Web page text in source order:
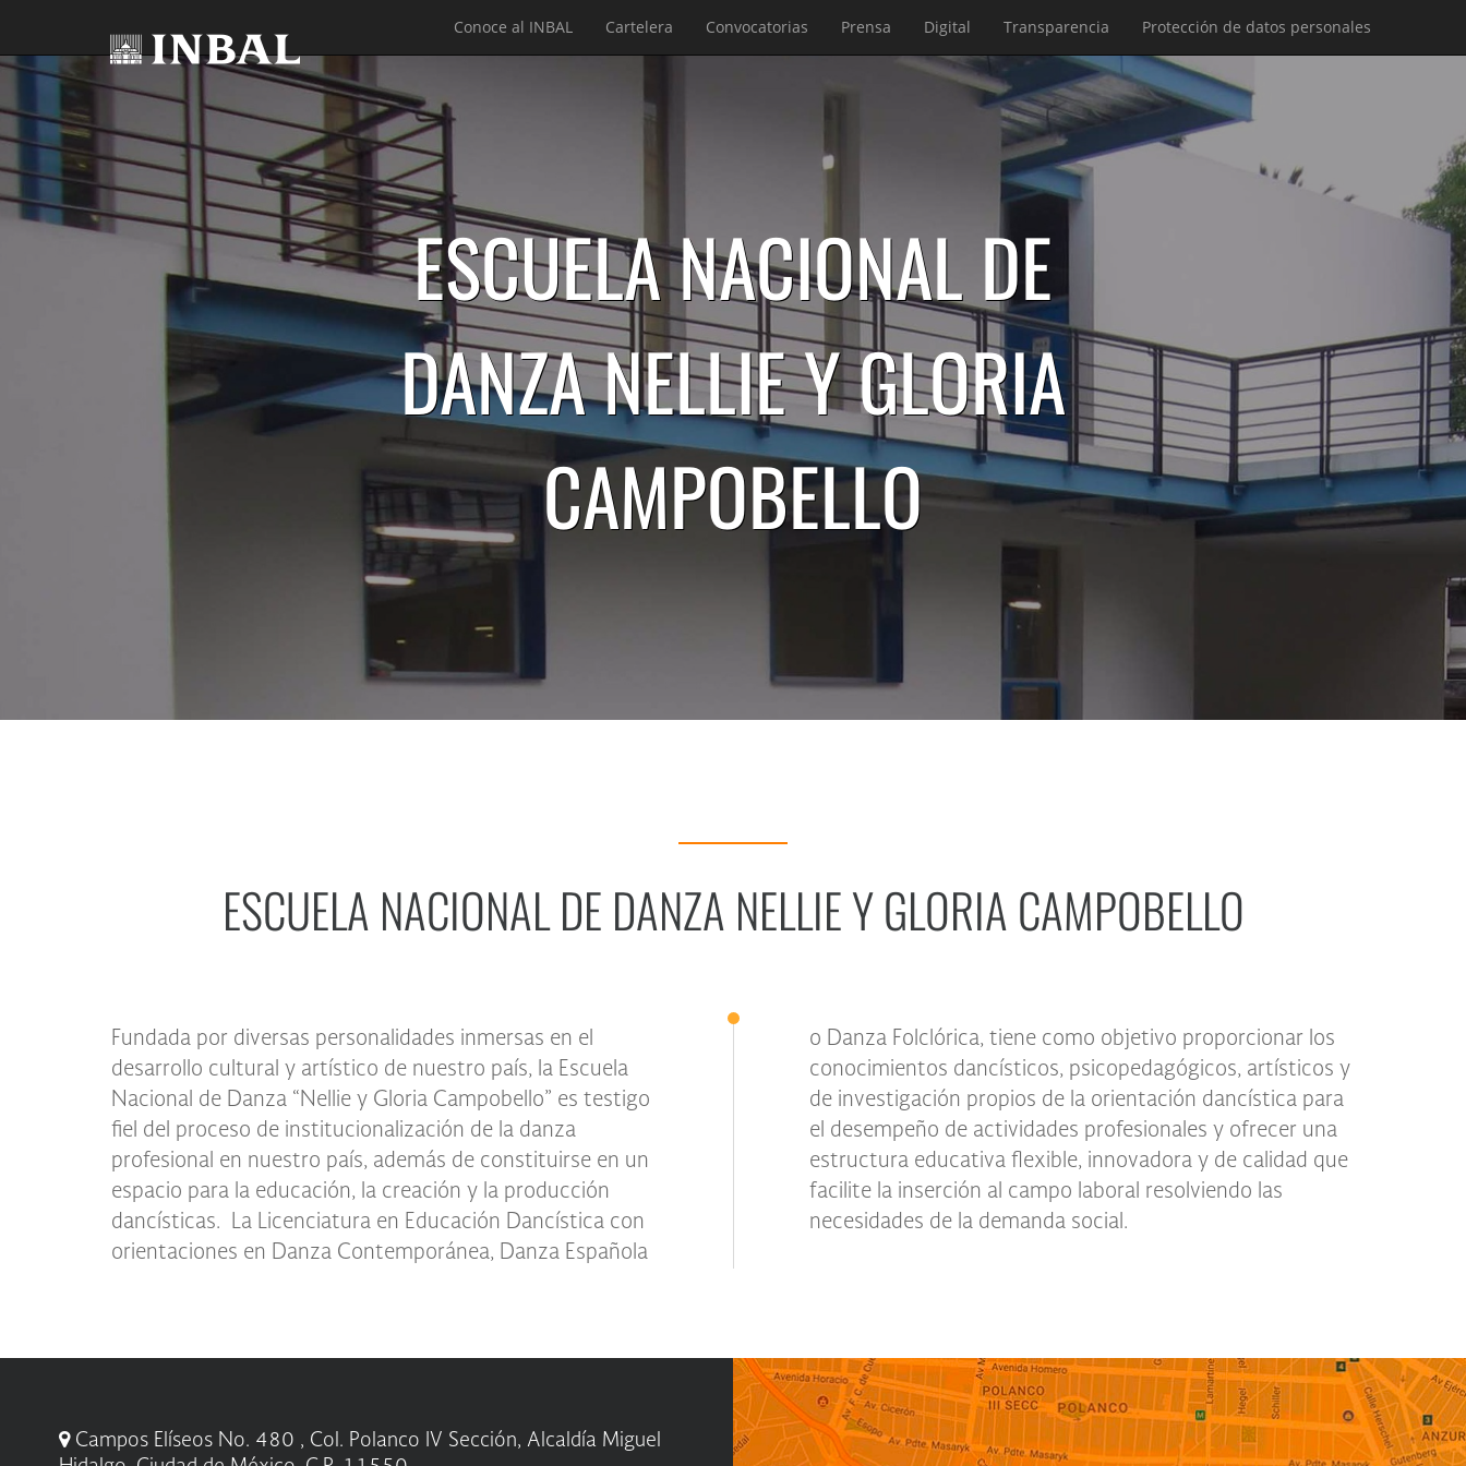
Conoce al INBAL Cartelera Convocatorias Prensa Digital Transparencia Protección de datos personales
ESCUELA NACIONAL DE
DANZA NELLIE Y GLORIA
CAMPOBELLO
ESCUELA NACIONAL DE DANZA NELLIE Y GLORIA CAMPOBELLO
Fundada por diversas personalidades inmersas en el
desarrollo cultural y artístico de nuestro país, la Escuela
Nacional de Danza “Nellie y Gloria Campobello” es testigo
fiel del proceso de institucionalización de la danza
profesional en nuestro país, además de constituirse en un
espacio para la educación, la creación y la producción
dancísticas. La Licenciatura en Educación Dancística con
orientaciones en Danza Contemporánea, Danza Española
o Danza Folclórica, tiene como objetivo proporcionar los
conocimientos dancísticos, psicopedagógicos, artísticos y
de investigación propios de la orientación dancística para
el desempeño de actividades profesionales y ofrecer una
estructura educativa flexible, innovadora y de calidad que
facilite la inserción al campo laboral resolviendo las
necesidades de la demanda social.
Campos Elíseos No. 480 , Col. Polanco IV Sección, Alcaldía Miguel